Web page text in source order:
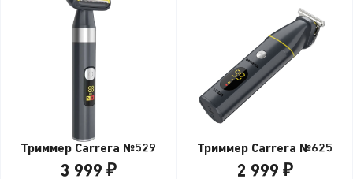
Триммер Carrera №529
3 999 ₽
Триммер Carrera №625
2 999 ₽